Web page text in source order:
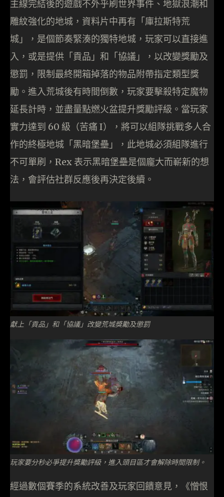
主線完結後的遊戲不外乎刷世界事件、地獄浪潮和
雕紋強化的地城，資料片中再有「庫拉斯特荒
城」，是個節奏緊湊的獨特地城，玩家可以直接進
入，或是提供「貢品」和「協議」，以改變獎勵及
懲罰，限制最終開箱掉落的物品附帶指定類型獎
勵。進入荒城後有時間倒數，玩家要擊殺特定魔物
延長計時，並盡量點燃火盆提升獎勵評級。當玩家
實力達到 60 級（苦痛 I），將可以組隊挑戰多人合
作的終極地城「黑暗堡壘」，此地城必須組隊進行
不可單刷，Rex 表示黑暗堡壘是個龐大而嶄新的想
法，會評估社群反應後再決定後續。
獻上「貢品」和「協議」改變荒城獎勵及懲罰
玩家要分秒必爭提升獎勵評級，進入頭目區才會解除時間限制。
經過數個賽季的系統改善及玩家回饋意見，《憎恨